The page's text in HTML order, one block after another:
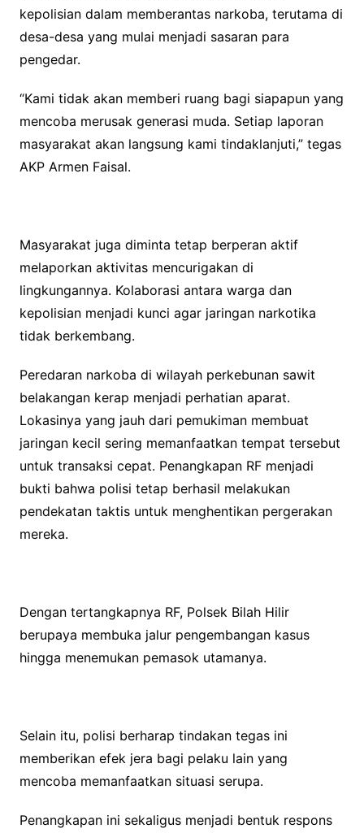
kepolisian dalam memberantas narkoba, terutama di
desa-desa yang mulai menjadi sasaran para
pengedar.
“Kami tidak akan memberi ruang bagi siapapun yang
mencoba merusak generasi muda. Setiap laporan
masyarakat akan langsung kami tindaklanjuti,” tegas
AKP Armen Faisal.
Masyarakat juga diminta tetap berperan aktif
melaporkan aktivitas mencurigakan di
lingkungannya. Kolaborasi antara warga dan
kepolisian menjadi kunci agar jaringan narkotika
tidak berkembang.
Peredaran narkoba di wilayah perkebunan sawit
belakangan kerap menjadi perhatian aparat.
Lokasinya yang jauh dari pemukiman membuat
jaringan kecil sering memanfaatkan tempat tersebut
untuk transaksi cepat. Penangkapan RF menjadi
bukti bahwa polisi tetap berhasil melakukan
pendekatan taktis untuk menghentikan pergerakan
mereka.
Dengan tertangkapnya RF, Polsek Bilah Hilir
berupaya membuka jalur pengembangan kasus
hingga menemukan pemasok utamanya.
Selain itu, polisi berharap tindakan tegas ini
memberikan efek jera bagi pelaku lain yang
mencoba memanfaatkan situasi serupa.
Penangkapan ini sekaligus menjadi bentuk respons